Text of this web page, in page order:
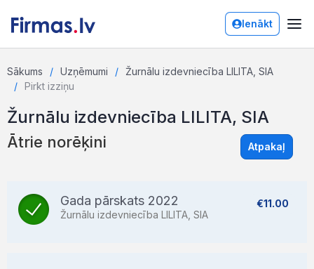
Ienākt
Sākums Uzņēmumi
Žurnālu izdevniecība LILITA, SIA
Pirkt izziņu
Žurnālu izdevniecība LILITA, SIA
Ātrie norēķini Atpakaļ
Gada pārskats 2022
Žurnālu izdevniecība LILITA, SIA
€11.00